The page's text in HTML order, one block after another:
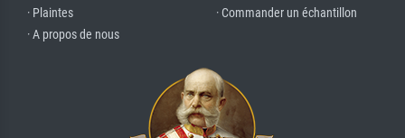
· Plaintes
· A propos de nous
· Commander un échantillon